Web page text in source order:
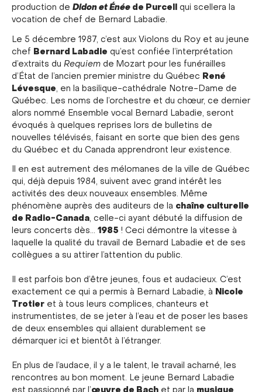
production de Didon et Énéede Purcell
qui scellera la
vocation de chef de Bernard Labadie.
Le 5 décembre 1987, c’est aux Violons du Roy et au jeune
chef
Bernard Labadie qu’est confiée l’interprétation
d’extraits du Requiemde Mozart pour les funérailles
d’État de l’ancien premier ministre du Québec
René
Lévesque , en la basilique-cathédrale Notre-Dame de
Québec. Les noms de l’orchestre et du chœur, ce dernier
alors nommé Ensemble vocal Bernard Labadie, seront
évoqués à quelques reprises lors de bulletins de
nouvelles télévisés, faisant en sorte que bien des gens
du Québec et du Canada apprendront leur existence.
Il en est autrement des mélomanes de la ville de Québec
qui, déjà depuis 1984, suivent avec grand intérêt les
activités des deux nouveaux ensembles. Même
phénomène auprès des auditeurs de la chaîne culturelle
de Radio-Canada, celle-ci ayant débuté la diffusion de
leurs concerts dès… 1985 ! Ceci démontre la vitesse à
laquelle la qualité du travail de Bernard Labadie et de ses
collègues a su attirer l’attention du public.
Il est parfois bon d’être jeunes, fous et audacieux. C’est
exactement ce qui a permis à Bernard Labadie, à
Nicole
Trotieret à tous leurs complices, chanteurs et
instrumentistes, de se jeter à l’eau et de poser les bases
de deux ensembles qui allaient durablement se
démarquer ici et bientôt à l’étranger.
En plus de l’audace, il y a le talent, le travail acharné, les
rencontres au bon moment. Le jeune Bernard Labadie
œuvre de Bach musique